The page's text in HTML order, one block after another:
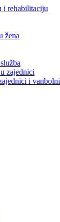
i rehabilitaciju
žena
zajednici
i